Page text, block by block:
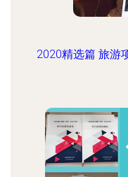
2020精选篇 旅游